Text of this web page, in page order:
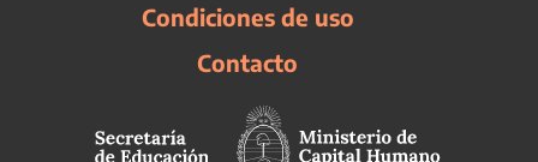
Condiciones de uso
Contacto